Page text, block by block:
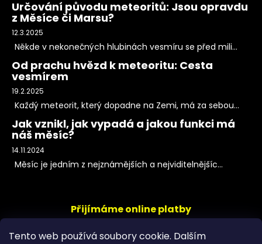
Tento web používá soubory cookie. Dalším
Určování původu meteoritů: Jsou opravdu
z Měsíce či Marsu?
12.3.2025
Někde v nekonečných hlubinách vesmíru se před mili...
Od prachu hvězd k meteoritu: Cesta
vesmírem
19.2.2025
Každý meteorit, který dopadne na Zemi, má za sebou...
Jak vznikl, jak vypadá a jakou funkci má
náš měsíc?
14.11.2024
Měsíc je jedním z nejznámějších a nejviditelnějšíc...
Přijímáme online platby